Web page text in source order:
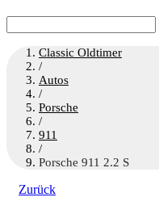
nach:
Classic Oldtimer
/
Autos
/
Porsche
/
911
/
Porsche 911 2.2 S
Zurück